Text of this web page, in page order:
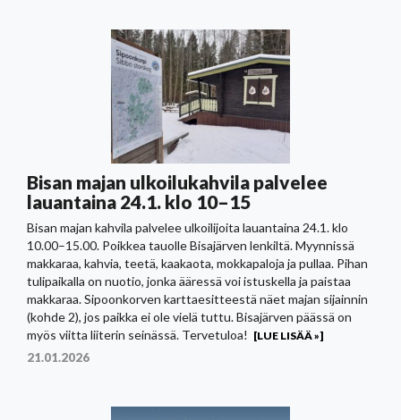
Bisan majan ulkoilukahvila palvelee
lauantaina 24.1. klo 10–15
Bisan majan kahvila palvelee ulkoilijoita lauantaina 24.1. klo
10.00–15.00. Poikkea tauolle Bisajärven lenkiltä. Myynnissä
makkaraa, kahvia, teetä, kaakaota, mokkapaloja ja pullaa. Pihan
tulipaikalla on nuotio, jonka ääressä voi istuskella ja paistaa
makkaraa. Sipoonkorven karttaesitteestä näet majan sijainnin
(kohde 2), jos paikka ei ole vielä tuttu. Bisajärven päässä on
myös viitta liiterin seinässä. Tervetuloa! [LUE LISÄÄ »]
21.01.2026